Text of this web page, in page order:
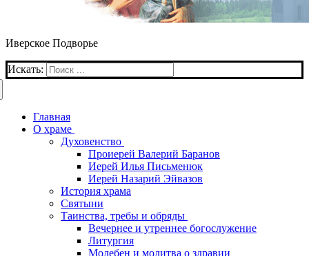
Иверское Подворье
Искать:
Главная
О храме
Духовенство
Проиерей Валерий Баранов
Иерей Илья Письменюк
Иерей Назарий Эйвазов
История храма
Святыни
Таинства, требы и обряды
Вечернее и утреннее богослужение
Литургия
Молебен и молитва о здравии